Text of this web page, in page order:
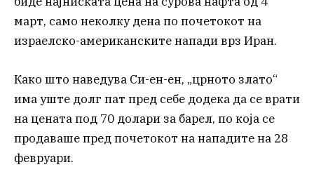
март, само неколку дена по почетокот на
израелско-американските напади врз Иран.
Како што наведува Си-ен-ен, „црното злато“
има уште долг пат пред себе додека да се врати
на цената под 70 долари за барел, по која се
продаваше пред почетокот на нападите на 28
февруари.